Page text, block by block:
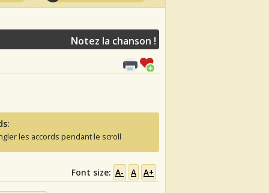
Notez la chanson !
les accords pendant le scroll
Font size: A- A A+